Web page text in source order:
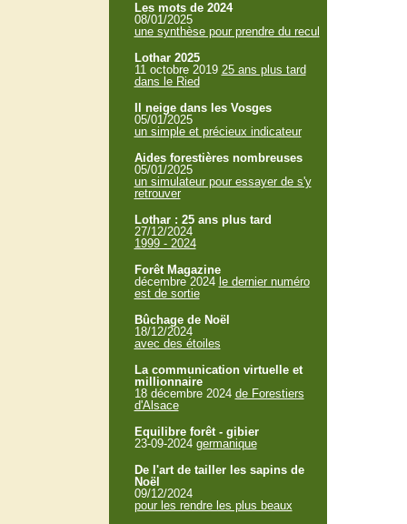
Les mots de 2024
08/01/2025
une synthèse pour prendre du recul
Lothar 2025
11 octobre 2019 25 ans plus tard
dans le Ried
Il neige dans les Vosges
05/01/2025
un simple et précieux indicateur
Aides forestières nombreuses
05/01/2025
un simulateur pour essayer de s'y
retrouver
Lothar : 25 ans plus tard
27/12/2024
1999 - 2024
Forêt Magazine
décembre 2024 le dernier numéro
est de sortie
Bûchage de Noël
18/12/2024
avec des étoiles
La communication virtuelle et
millionnaire
18 décembre 2024 de Forestiers
d'Alsace
Equilibre forêt - gibier
23-09-2024 germanique
De l'art de tailler les sapins de
Noël
09/12/2024
pour les rendre les plus beaux